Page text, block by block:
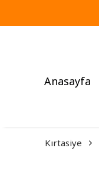
Anasayfa
Kırtasiye